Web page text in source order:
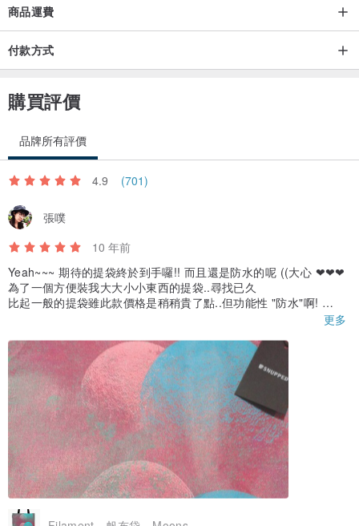
防水Tarpaulin帆布
Nitrile Rubber防撞泡綿
Polyester+棉內襯
內襯 / 黑色
尺寸 /
小 Small - 13.75” x 10" / 35cm x 25.5cm （厚度約為0.5” / 1.3cm）
可容納13.3“筆電或MacBook Pro 13” Retina
商品運費
付款方式
購買評價
品牌所有評價
4.9 (701)
張噗
10 年前
Yeah~~~ 期待的提袋終於到手囉!! 而且還是防水的呢 ((大心 ❤❤❤
為了一個方便裝我大大小小東西的提袋..尋找已久
比起一般的提袋雖此款價格是稍稍貴了點..但功能性 "防水"啊!
感謝設計師 ^____^
更多